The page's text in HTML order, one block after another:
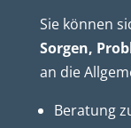
Sie können
Sorgen,
an die
Beratung